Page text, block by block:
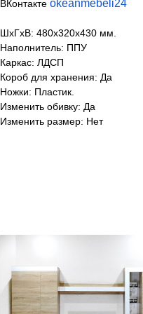
ВКонтакте okeanmebeli24
ШхГхВ: 480х320х430 мм.
Наполнитель: ППУ
Каркас: ЛДСП
Короб для хранения: Да
Ножки: Пластик.
Изменить обивку: Да
Изменить размер: Нет